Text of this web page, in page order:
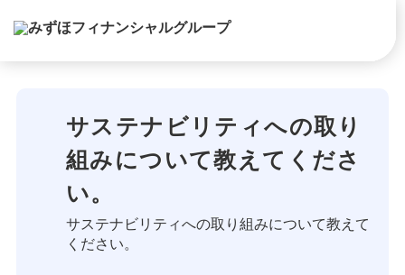
サステナビリティへの取り
組みについて教えてくださ
い。
サステナビリティへの取り組みについて教えて
ください。